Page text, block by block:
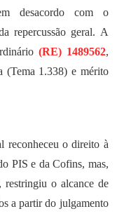
desacordo com o
repercussão geral. A
(RE) 1489562,
(Tema 1.338) e mérito
reconheceu o direito à
PIS e da Cofins, mas,
restringiu o alcance de
a partir do julgamento